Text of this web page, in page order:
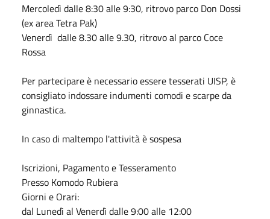
Mercoledì dalle 8:30 alle 9:30, ritrovo parco Don Dossi
(ex area Tetra Pak)
Venerdì dalle 8.30 alle 9.30, ritrovo al parco Coce
Rossa
Per partecipare è necessario essere tesserati UISP, è
consigliato indossare indumenti comodi e scarpe da
ginnastica.
In caso di maltempo l'attività è sospesa
Iscrizioni, Pagamento e Tesseramento
Presso Komodo Rubiera
Giorni e Orari:
dal Lunedì al Venerdì dalle 9:00 alle 12:00